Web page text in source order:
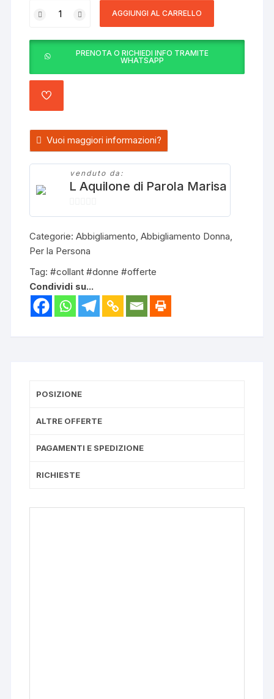
ONSA
Nero
quantità
AGGIUNGI AL CARRELLO
PRENOTA O RICHIEDI INFO TRAMITE
WHATSAPP
AGGIUNGI
AI
Vuoi maggiori informazioni?
venduto da:
L Aquilone di Parola Marisa
0
Categorie:Abbigliamento,Abbigliamento Donna,
Per la Persona
Tag:#collant #donne #offerte
Condividi su...
POSIZIONE
ALTRE OFFERTE
PAGAMENTI E SPEDIZIONE
RICHIESTE